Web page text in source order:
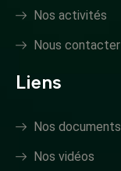
Nos activités
Nous contacter
Liens
Nos documents
Nos vidéos